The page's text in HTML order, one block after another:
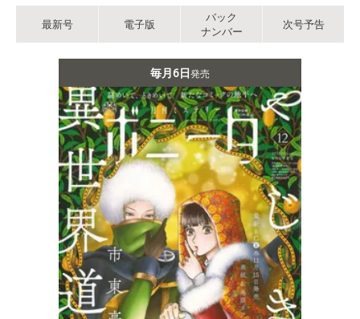
最新号 電子版
バック
ナンバー
次号予告
毎月6日発売